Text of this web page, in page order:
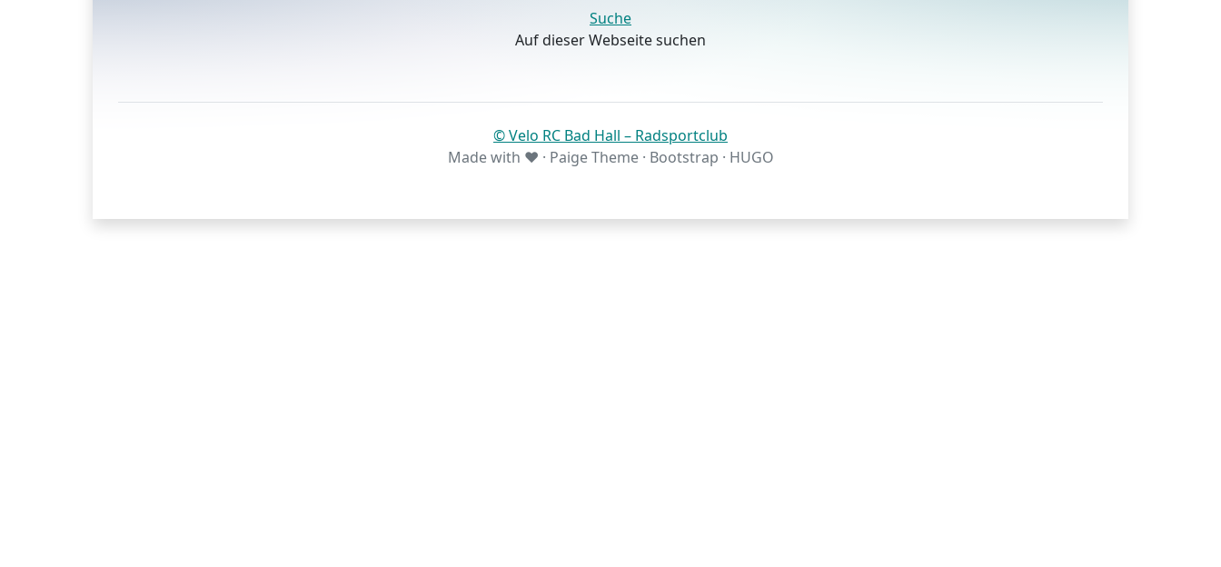
Suche
Auf dieser Webseite suchen
© Velo RC Bad Hall – Radsportclub
Made with ❤️ · Paige Theme· Bootstrap · HUGO